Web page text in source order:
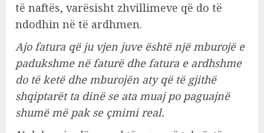
të naftës, varësisht zhvillimeve që do të
ndodhin në të ardhmen.
Ajo fatura që ju vjen juve është një mburojë e
padukshme në faturë dhe fatura e ardhshme
do të ketë dhe mburojën aty që të gjithë
shqiptarët ta dinë se ata muaj po paguajnë
shumë më pak se çmimi real.